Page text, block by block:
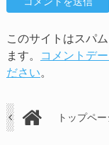
このサイトはスパ
ます。
コメントデ
ださい。
トップペ